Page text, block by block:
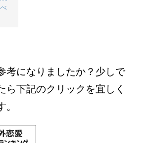
考になりましたか？少しで
ら下記のクリックを宜しく